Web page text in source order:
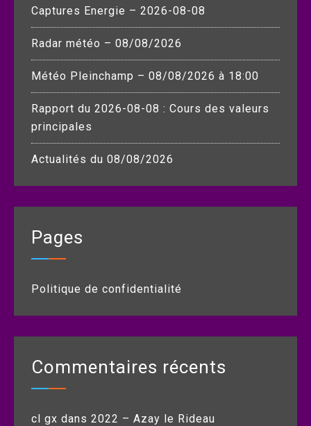
Captures Energie – 2026-08-08
Radar météo – 08/08/2026
Météo Pleinchamp – 08/08/2026 à 18:00
Rapport du 2026-08-08 : Cours des valeurs
principales
Actualités du 08/08/2026
Pages
Politique de confidentialité
Commentaires récents
cl gx dans 2022 – Azay le Rideau